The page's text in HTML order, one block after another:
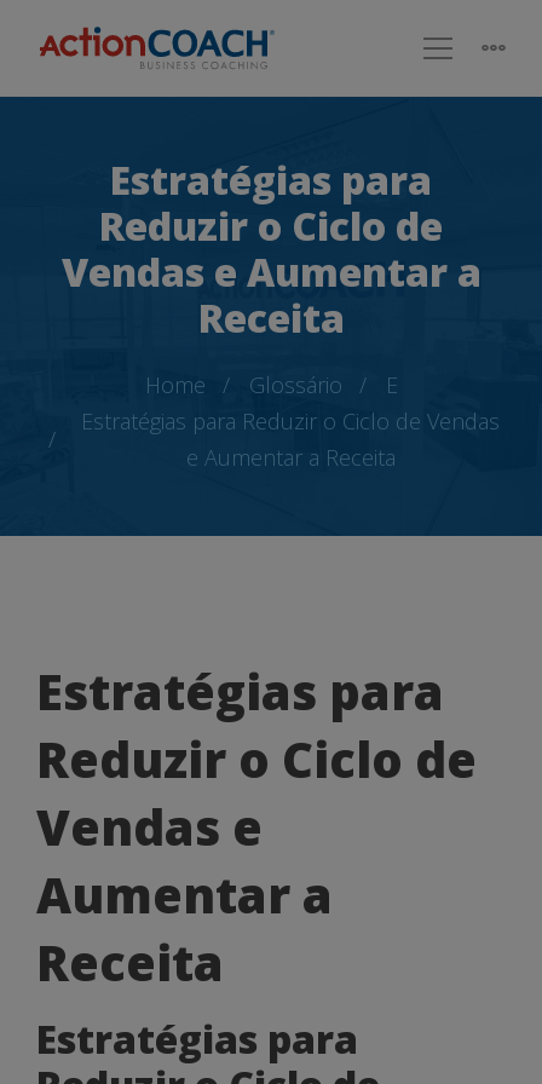
Estratégias para
Reduzir o Ciclo de
Vendas e Aumentar a
Receita
Home Glossário
E
Estratégias para Reduzir o Ciclo de Vendas
e Aumentar a Receita
Estratégias
para
Reduzir
o
Ciclo
de
Vendas
Aumentar
Estratégias para
Reduzir o Ciclo de
Vendas e
Aumentar a
Receita
Estratégias para